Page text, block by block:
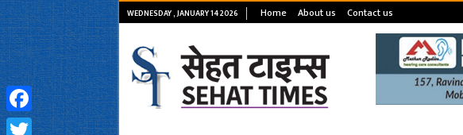
WEDNESDAY , JANUARY 14 2026 Home About us Contact us
Facebook